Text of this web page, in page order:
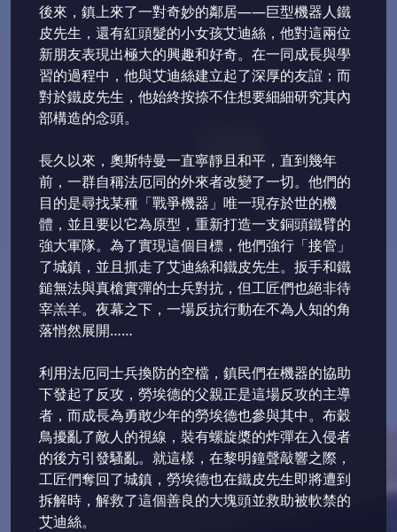
後來，鎮上來了一對奇妙的鄰居——巨型機器人鐵
皮先生，還有紅頭髮的小女孩艾迪絲，他對這兩位
新朋友表現出極大的興趣和好奇。在一同成長與學
習的過程中，他與艾迪絲建立起了深厚的友誼；而
對於鐵皮先生，他始終按捺不住想要細細研究其內
部構造的念頭。
長久以來，奧斯特曼一直寧靜且和平，直到幾年
前，一群自稱法厄同的外來者改變了一切。他們的
目的是尋找某種「戰爭機器」唯一現存於世的機
體，並且要以它為原型，重新打造一支銅頭鐵臂的
強大軍隊。為了實現這個目標，他們強行「接管」
了城鎮，並且抓走了艾迪絲和鐵皮先生。扳手和鐵
鎚無法與真槍實彈的士兵對抗，但工匠們也絕非待
宰羔羊。夜幕之下，一場反抗行動在不為人知的角
落悄然展開……
利用法厄同士兵換防的空檔，鎮民們在機器的協助
下發起了反攻，勞埃德的父親正是這場反攻的主導
者，而成長為勇敢少年的勞埃德也參與其中。布穀
鳥擾亂了敵人的視線，裝有螺旋槳的炸彈在入侵者
的後方引發騷亂。就這樣，在黎明鐘聲敲響之際，
工匠們奪回了城鎮，勞埃德也在鐵皮先生即將遭到
拆解時，解救了這個善良的大塊頭並救助被軟禁的
艾迪絲。